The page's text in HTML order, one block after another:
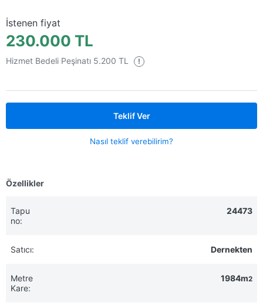
Özellikler
Tapu
no:
24473
Satıcı: Dernekten
Metre
Kare:
1984m2
İstenen fiyat
230.000 TL
Hizmet Bedeli Peşinatı 5.200 TL !
Teklif Ver
Nasıl teklif verebilirim?